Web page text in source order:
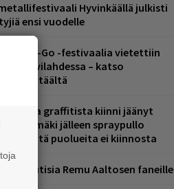
Hyvinkäällä julkisti
ensi vuodelle
Go-Go -festivaalia vietettiin
Suvilahdessa – katso
täältä
graffitista kiinni jäänyt
Arhinmäki jälleen spraypullo
– näitä puolueita ei kiinnosta
uutisia Remu Aaltosen faneille